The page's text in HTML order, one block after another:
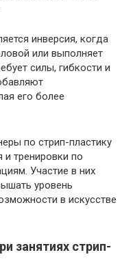
инверсия, когда
или выполняет
силы, гибкости и
его более
по стрип-пластику
и тренировки по
Участие в них
уровень
в искусстве
занятиях стрип-